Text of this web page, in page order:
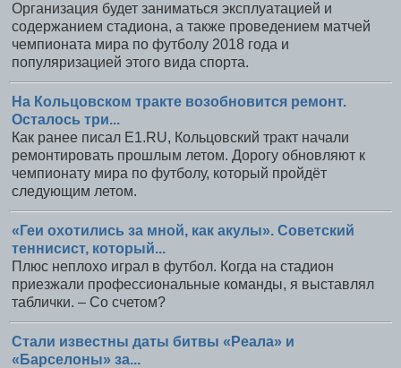
Организация будет заниматься эксплуатацией и
содержанием стадиона, а также проведением матчей
чемпионата мира по футболу 2018 года и
популяризацией этого вида спорта.
На Кольцовском тракте возобновится ремонт.
Осталось три...
Как ранее писал Е1.RU, Кольцовский тракт начали
ремонтировать прошлым летом. Дорогу обновляют к
чемпионату мира по футболу, который пройдёт
следующим летом.
«Геи охотились за мной, как акулы». Советский
теннисист, который...
Плюс неплохо играл в футбол. Когда на стадион
приезжали профессиональные команды, я выставлял
таблички. – Со счетом?
Стали известны даты битвы «Реала» и
«Барселоны» за...